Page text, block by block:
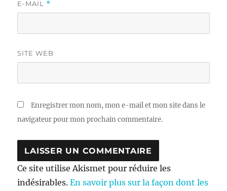
E-MAIL *
SITE WEB
Enregistrer mon nom, mon e-mail et mon site dans le
navigateur pour mon prochain commentaire.
Ce site utilise Akismet pour réduire les
indésirables.En savoir plus sur la façon dont les